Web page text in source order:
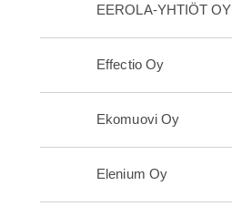
EEROLA-YHTIÖT OY
Effectio Oy
Ekomuovi Oy
Elenium Oy